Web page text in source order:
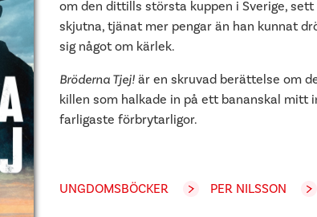
om den dittills största kuppen i Sverige,
skjutna, tjänat mer pengar än han kunnat
sig något om kärlek.
Bröderna Tjej!är en skruvad berättelse om
killen som halkade in på ett bananskal mitt
farligaste förbrytarligor.
UNGDOMSBÖCKER PER NILSSON